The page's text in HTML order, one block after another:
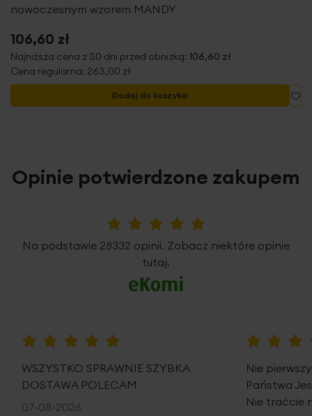
nowoczesnym wzorem MANDY
106,60 zł
Najniższa cena z 30 dni przed obniżką: 106,60 zł
Cena regularna: 263,00 zł
Dodaj do koszyka
Opinie potwierdzone zakupem
Na podstawie 28332 opinii. Zobacz niektóre opinie
tutaj.
WSZYSTKO SPRAWNIE SZYBKA
DOSTAWA POLECAM
07-08-2026
Nie
Państwa
Nie traćcie